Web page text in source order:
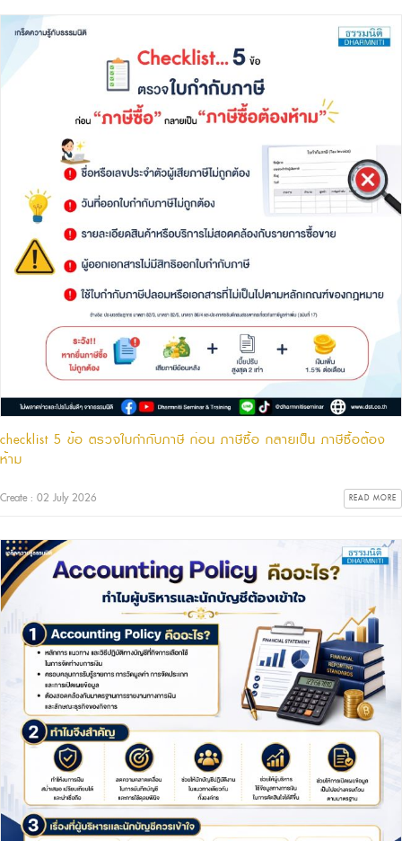
checklist 5 ข้อ ตรวจใบกำกับภาษี ก่อน ภาษีซื้อ กลายเป็น ภาษีซื้อต้อง
ห้าม
Create : 02 July 2026 READ MORE